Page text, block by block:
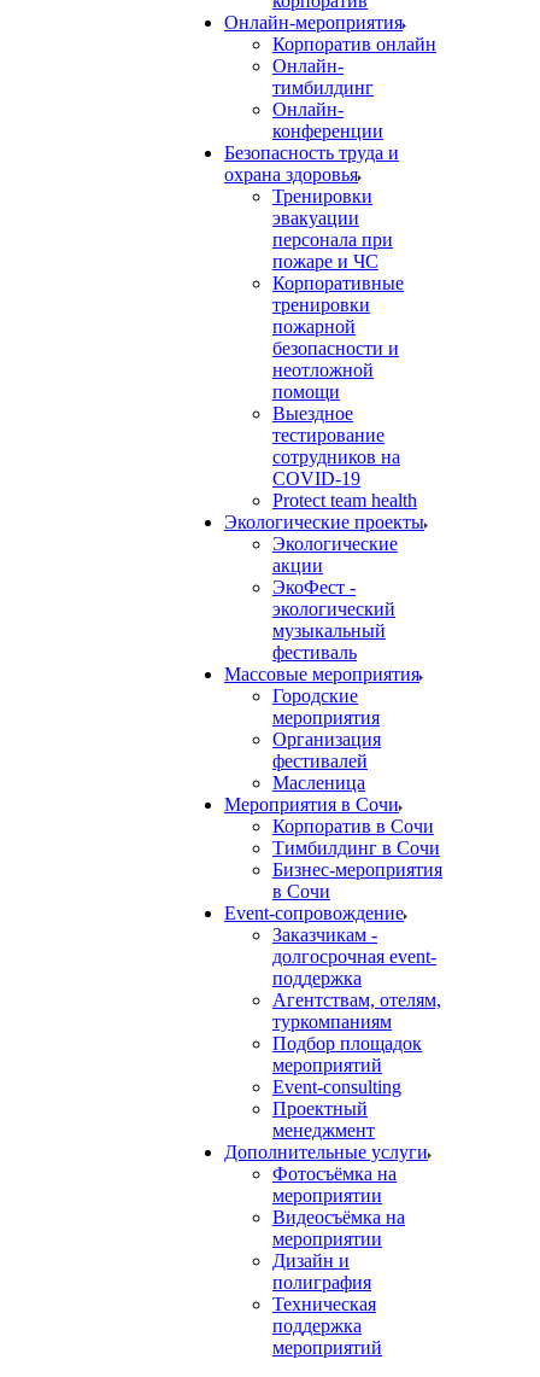
Онлайн-мероприятия
Корпоратив онлайн
Онлайн-
тимбилдинг
Онлайн-
конференции
Безопасность труда и
охрана здоровья
Тренировки
эвакуации
персонала при
пожаре и ЧС
Корпоративные
тренировки
пожарной
безопасности и
неотложной
помощи
Выездное
тестирование
сотрудников на
COVID-19
Protect team health
Экологические проекты
Экологические
акции
ЭкоФест -
экологический
музыкальный
фестиваль
Массовые мероприятия
Городские
мероприятия
Организация
фестивалей
Масленица
Мероприятия в Сочи
Корпоратив в Сочи
Тимбилдинг в Сочи
Бизнес-мероприятия
в Сочи
Event-сопровождение
Заказчикам -
долгосрочная event-
поддержка
Агентствам, отелям,
туркомпаниям
Подбор площадок
мероприятий
Event-consulting
Проектный
менеджмент
Дополнительные услуги
Фотосъёмка на
мероприятии
Видеосъёмка на
мероприятии
Дизайн и
полиграфия
Техническая
поддержка
мероприятий